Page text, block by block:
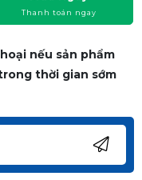
Thanh toán ngay
nếu sản phẩm
thời gian sớm